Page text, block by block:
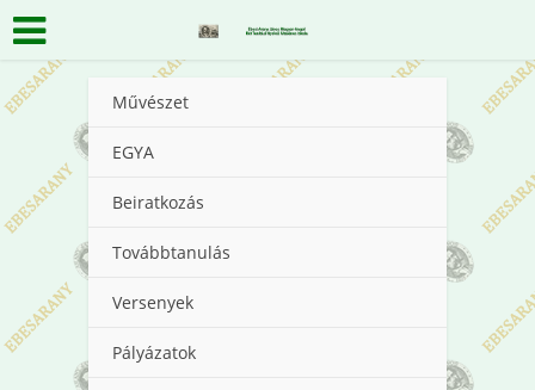
Művészet
EGYA
Beiratkozás
Továbbtanulás
Versenyek
Pályázatok